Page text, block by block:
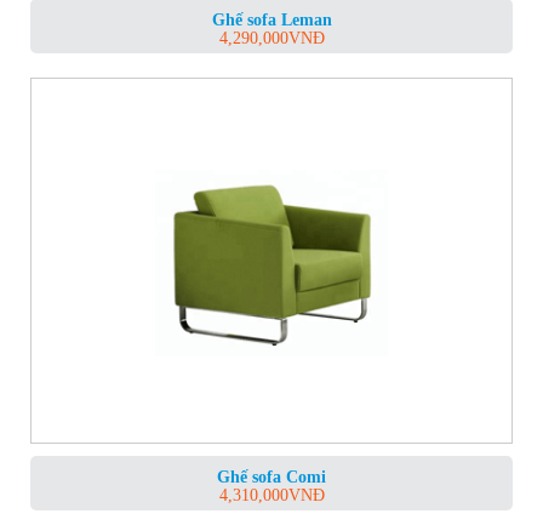
Ghế sofa Leman
4,290,000VNĐ
Ghế sofa Comi
4,310,000VNĐ